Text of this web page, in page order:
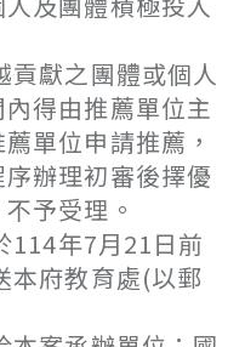
貢獻之團體或個人
得由推薦單位主
單位申請推薦，
辦理初審後擇優
予受理。
114年7月21日前
本府教育處(以郵